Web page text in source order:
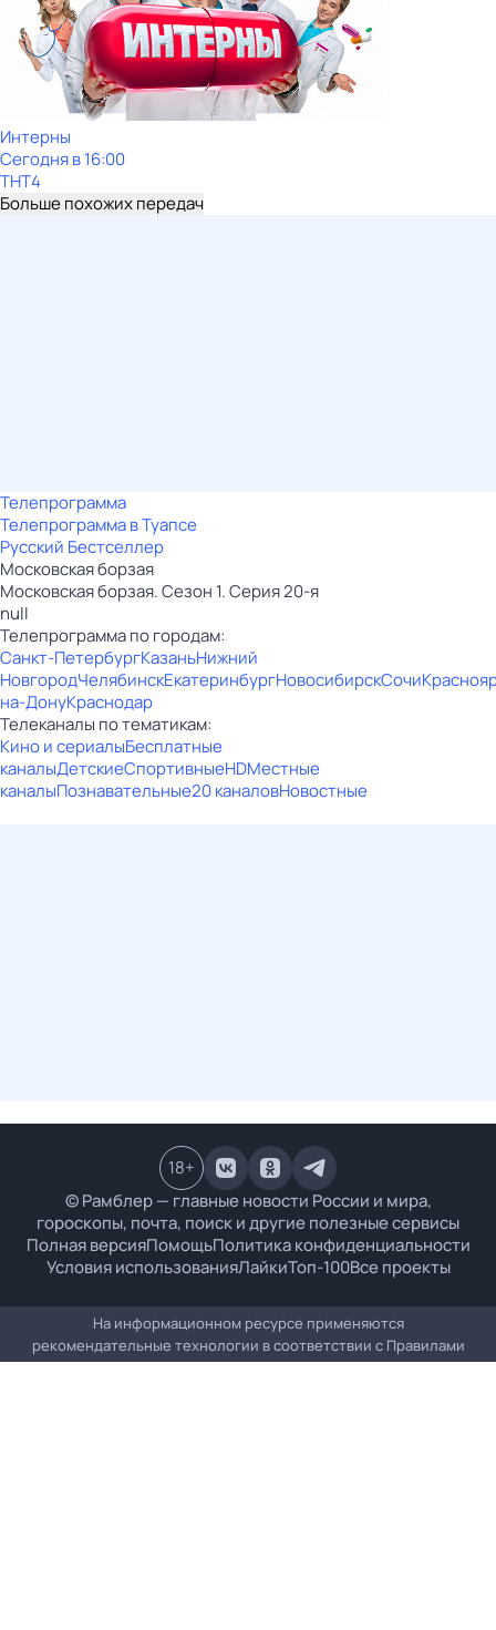
Интерны
Сегодня в 16:00
ТНТ4
Больше похожих передач
Телепрограмма
Телепрограмма в Туапсе
Русский Бестселлер
Московская борзая
Московская борзая. Сезон 1. Серия 20-я
null
Телепрограмма по городам:
Санкт-ПетербургКазаньНижний
НовгородЧелябинскЕкатеринбургНовосибирскСочи
на-ДонуКраснодар
Телеканалы по тематикам:
Кино и сериалыБесплатные
каналыДетскиеСпортивныеHDМестные
каналыПознавательные20 каналовНовостные
© Рамблер — главные новости России и мира,
гороскопы, почта, поиск и другие полезные сервисы
Полная версияПомощьПолитика конфиденциальности
Условия использованияЛайкиТоп-100Все проекты
18+
На информационном ресурсе применяются
рекомендательные технологии в соответствии с Правилами